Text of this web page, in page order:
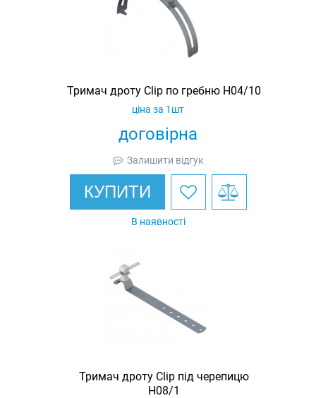
Тримач дроту Clip по гребню H04/10
договірна
ціна за 1шт
Залишити відгук
КУПИТИ
В наявності
Тримач дроту Clip під черепицю
H08/1